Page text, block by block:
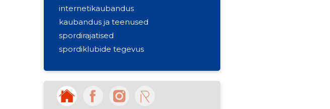
internetikaubandus
kaubandus ja teenused
spordirajatised
spordiklubide tegevus
muu liigitamata kutse-, teadus- ja
tehnikaalane tegevus